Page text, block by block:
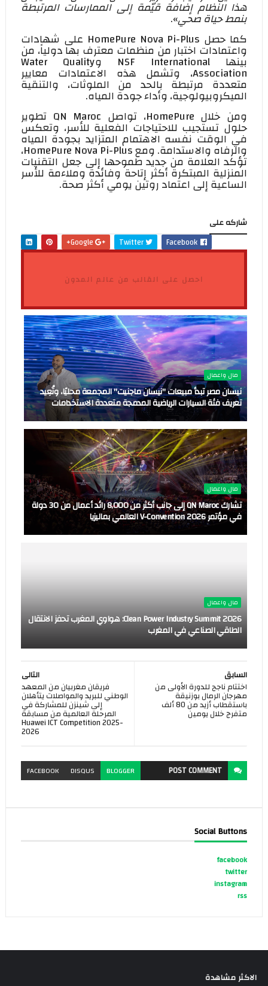
هذا النظام إضافة قيّمة إلى الممارسات المرتبطة
بنمط حياة صحي».
كما حصل HomePure Nova Pi-Plus على شهادات
واعتمادات اختبار من منظمات معترف بها دولياً، من
بينهاNSF International وWater Quality
Association، وتشمل هذه الاعتمادات معايير
متعددة مرتبطة بالحد من الملوثات، والتنقية
الميكروبيولوجية، وأداء جودة المياه.
ومن خلال HomePure، تواصل QN Maroc تطوير
حلول تستجيب للاحتياجات الفعلية للأسر، وتعكس
في الوقت نفسه الاهتمام المتزايد بجودة المياه
والرفاه والاستدامة. ومعHomePure Nova Pi-Plus،
تؤكد العلامة من جديد طموحها إلى جعل التقنيات
المنزلية المبتكرة أكثر إتاحة وفائدة وملاءمة للأسر
الساعية إلى اعتماد روتين يومي أكثر صحة.
شاركه على
Facebook
Twitter
احصل على القالب من عالم المدون
مال واعمال
نيسان مصر تبدأ مبيعات "نيسان ماجنيت" المجمعة محليًا، وتُعِيد
تعريف فئة السيارات الرياضية المدمجة متعددة الاستخدامات
مال واعمال
تشارك QN Maroc إلى جانب أكثر من 8,000 رائد أعمال من 30 دولة
في مؤتمر V-Convention 2026 العالمي بماليزيا
مال واعمال
Clean Power Industry Summit 2026: هواوي المغرب تحفز الانتقال
الطاقي الصناعي في المغرب
التالى
فريقان مغربيان من المعهد
الوطني للبريد والمواصلات يتأهلان
إلى شينزن للمشاركة في
المرحلة العالمية من مسابقة
Huawei ICT Competition 2025-
2026
السابق
اختتام ناجح للدورة الأولى من
مهرجان الرمال بوزنيقة
باستقطاب أزيد من 80 ألف
متفرج خلال يومين
POSTCOMMENT
BLOGGER
DISQUS
FACEBOOK
Social Buttons
facebook
twitter
instagram
rss
الاكثر مشاهدة